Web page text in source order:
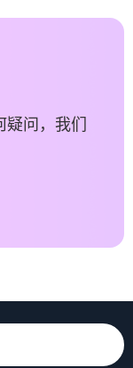
疑问，我们